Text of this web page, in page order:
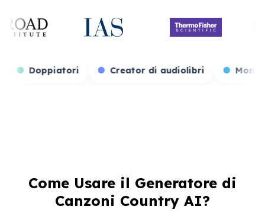
di giochi Doppiatori Creator di
Come Usare il Generatore di
Canzoni Country AI?